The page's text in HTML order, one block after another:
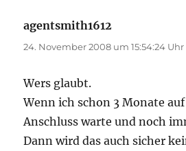
agentsmith1612
24. November 2008 um 15:54:24 Uhr
Wers glaubt.
Wenn ich schon 3 Monate
Anschluss warte und noch
Dann wird das auch sicher